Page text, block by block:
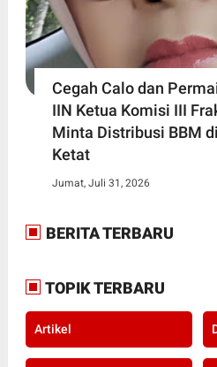
Cegah Calo dan
IIN Ketua Komisi III
Minta Distribusi BBM
Ketat
Jumat, Juli 31, 2026
BERITA TERBARU
TOPIK TERBARU
Artikel